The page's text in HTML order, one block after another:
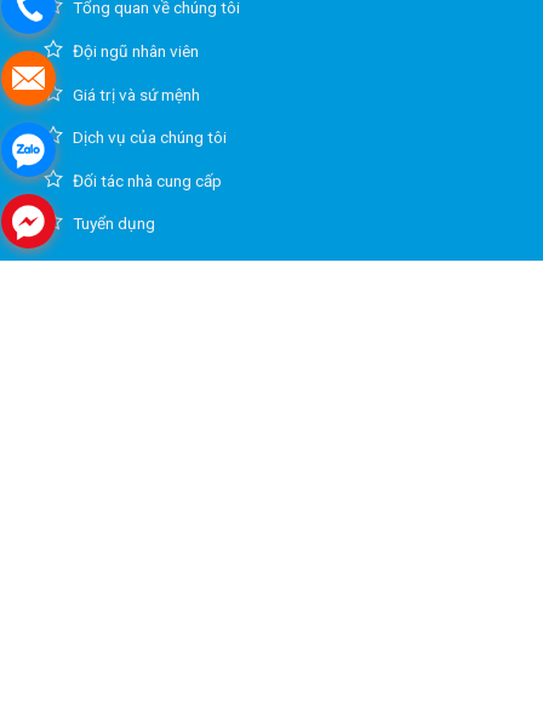
Tổng quan về chúng tôi
Đội ngũ nhân viên
Giá trị và sứ mệnh
Dịch vụ của chúng tôi
Đối tác nhà cung cấp
Tuyển dụng